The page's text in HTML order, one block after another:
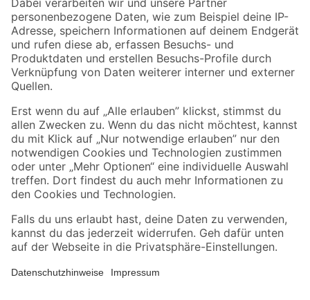
Zahlungsarten Versandarten
Sicher einkaufen
Jetzt die toom-App herunterladen
Alle Preisangaben in EUR inkl. gesetzl. MwSt.. Die dargestellten Angebote sind unter
Umständen nicht in allen Märkten verfügbar. Die angegebenen Verfügbarkeiten beziehen
sich auf den unter "Mein Markt" ausgewählten toom Baumarkt. Alle Angebote und
*Paketversand ab 59 € versandkostenfrei, gilt nicht für Artikel mit Speditionsversand, hier
fallen zusätzliche Versandkosten an.